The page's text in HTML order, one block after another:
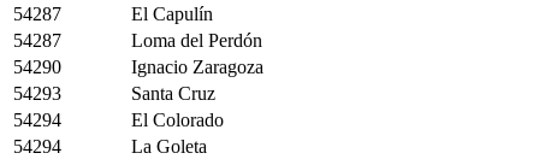
54287
El Capulín
54287
Loma del Perdón
54290
Ignacio Zaragoza
54293
Santa Cruz
54294
El Colorado
54294
La Goleta